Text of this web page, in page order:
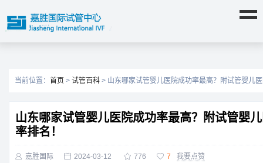
当前位置： 首页 > 试管百科 > 山东哪家试管婴儿医院成功率最高？附试管婴儿
山东哪家试管婴儿医院成功率最高？附试管婴
率排名！
 嘉胜国际  2024-03-12  776  7 我要点赞